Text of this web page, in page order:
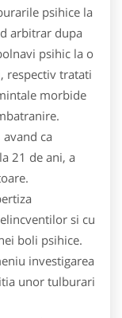
psihice la
arbitrar dupa
psihic la o
respectiv tratati
morbide
ca
21 de ani, a
si cu
boli psihice.
investigarea
unor tulburari